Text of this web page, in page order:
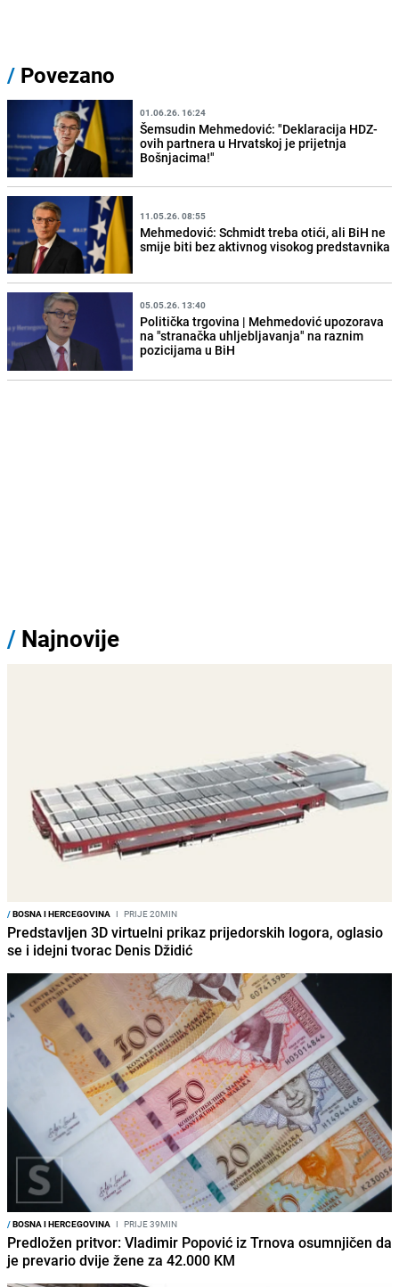
/ Povezano
01.06.26. 16:24
Šemsudin Mehmedović: "Deklaracija HDZ-
ovih partnera u Hrvatskoj je prijetnja
Bošnjacima!"
11.05.26. 08:55
Mehmedović: Schmidt treba otići, ali BiH ne
smije biti bez aktivnog visokog predstavnika
05.05.26. 13:40
Politička trgovina | Mehmedović upozorava
na "stranačka uhljebljavanja" na raznim
pozicijama u BiH
/ Najnovije
/BOSNA I HERCEGOVINA I PRIJE 20MIN
Predstavljen 3D virtuelni prikaz prijedorskih logora, oglasio
se i idejni tvorac Denis Džidić
/BOSNA I HERCEGOVINA I PRIJE 39MIN
Predložen pritvor: Vladimir Popović iz Trnova osumnjičen da
je prevario dvije žene za 42.000 KM